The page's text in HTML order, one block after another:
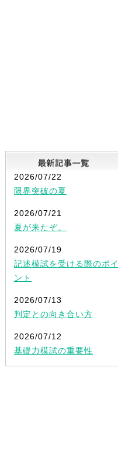
2026/07/22
限界突破の夏
2026/07/21
夏が来たぞ。
2026/07/19
記述模試を受ける際のポイ
ント
2026/07/13
判定との向き合い方
2026/07/12
基礎力模試の重要性